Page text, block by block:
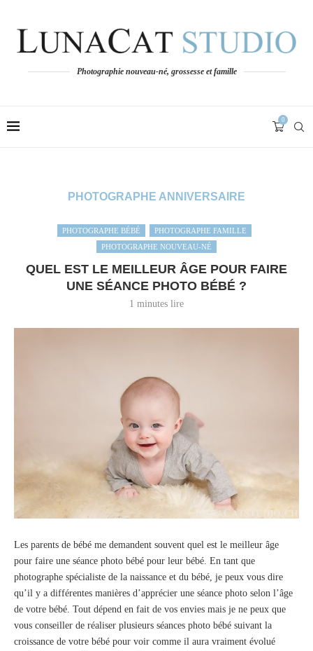
Photographie nouveau-né, grossesse et famille
0
PHOTOGRAPHE ANNIVERSAIRE
PHOTOGRAPHE BÉBÉ
PHOTOGRAPHE FAMILLE
PHOTOGRAPHE NOUVEAU-NÉ
QUEL EST LE MEILLEUR ÂGE POUR FAIRE
UNE SÉANCE PHOTO BÉBÉ ?
1 minutes lire
Les parents de bébé me demandent souvent quel est le meilleur âge
pour faire une séance photo bébé pour leur bébé. En tant que
photographe spécialiste de la naissance et du bébé, je peux vous dire
qu’il y a différentes manières d’apprécier une séance photo selon l’âge
de votre bébé. Tout dépend en fait de vos envies mais je ne peux que
vous conseiller de réaliser plusieurs séances photo bébé suivant la
croissance de votre bébé pour voir comme il aura vraiment évolué